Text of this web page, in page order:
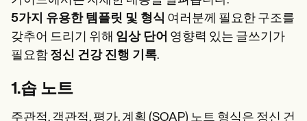
5가지 유용한 템플릿 및 형식 여러분께 필요한 구조를
갖추어 드리기 위해 임상 단어 영향력 있는 글쓰기가
필요함 정신 건강 진행 기록.
1.솝 노트
주관적, 객관적, 평가, 계획 (SOAP) 노트 형식은 정신 건